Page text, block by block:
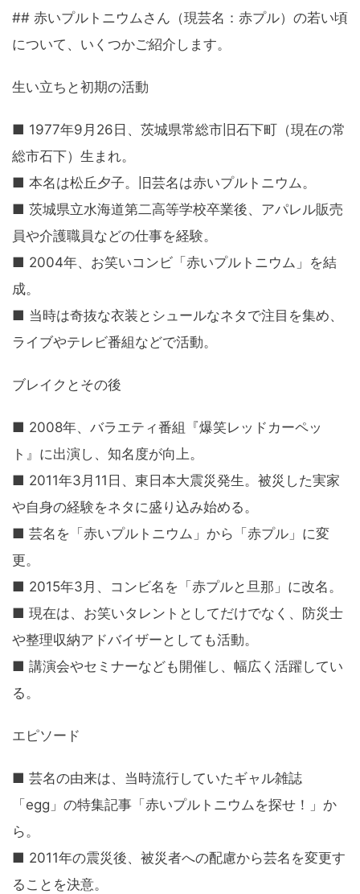
## 赤いプルトニウムさん（現芸名：赤プル）の若い頃
について、いくつかご紹介します。
生い立ちと初期の活動
■ 1977年9月26日、茨城県常総市旧石下町（現在の常
総市石下）生まれ。
■ 本名は松丘夕子。旧芸名は赤いプルトニウム。
■ 茨城県立水海道第二高等学校卒業後、アパレル販売
員や介護職員などの仕事を経験。
■ 2004年、お笑いコンビ「赤いプルトニウム」を結
成。
■ 当時は奇抜な衣装とシュールなネタで注目を集め、
ライブやテレビ番組などで活動。
ブレイクとその後
■ 2008年、バラエティ番組『爆笑レッドカーペッ
ト』に出演し、知名度が向上。
■ 2011年3月11日、東日本大震災発生。被災した実家
や自身の経験をネタに盛り込み始める。
■ 芸名を「赤いプルトニウム」から「赤プル」に変
更。
■ 2015年3月、コンビ名を「赤プルと旦那」に改名。
■ 現在は、お笑いタレントとしてだけでなく、防災士
や整理収納アドバイザーとしても活動。
■ 講演会やセミナーなども開催し、幅広く活躍してい
る。
エピソード
■ 芸名の由来は、当時流行していたギャル雑誌
「egg」の特集記事「赤いプルトニウムを探せ！」か
ら。
■ 2011年の震災後、被災者への配慮から芸名を変更す
ることを決意。